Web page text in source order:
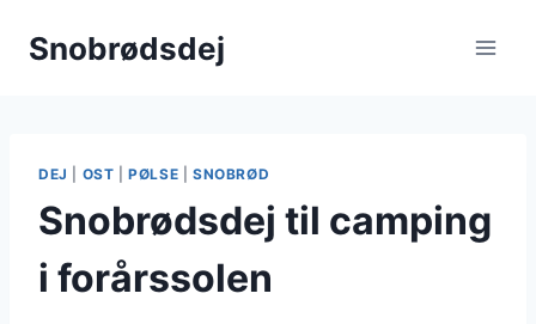
Snobrødsdej
DEJ OST |PØLSE SNOBRØD
Snobrødsdej til camping
i forårssolen